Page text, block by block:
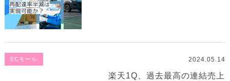
ECモール 2024.05.14
楽天1Q、過去最高の連結売上